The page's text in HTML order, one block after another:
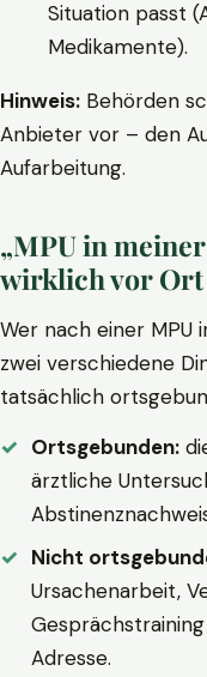
Situation passt
Medikamente).
Hinweis: Behörden
Anbieter vor – den
Aufarbeitung.
„MPU in
wirklich vor Ort
Wer nach einer MPU
zwei verschiedene
tatsächlich
Ortsgebunden:
ärztliche
Nicht
Ursachenarbeit,
Adresse.